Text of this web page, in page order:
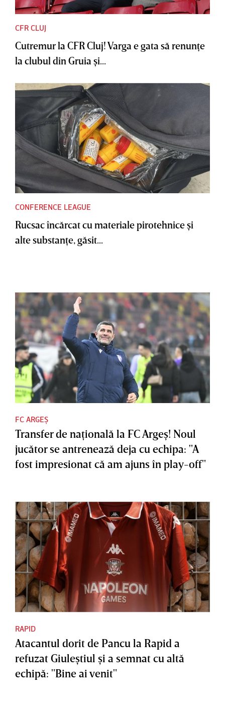
CFR CLUJ
Cutremur la CFR Cluj! Varga e gata să renunţe
la clubul din Gruia şi...
CONFERENCE LEAGUE
Rucsac încărcat cu materiale pirotehnice şi
alte substanţe, găsit...
FC ARGEȘ
Transfer de naţională la FC Argeş! Noul
jucător se antrenează deja cu echipa: "A
fost impresionat că am ajuns în play-off"
RAPID
Atacantul dorit de Pancu la Rapid a
refuzat Giuleştiul şi a semnat cu altă
echipă: "Bine ai venit"